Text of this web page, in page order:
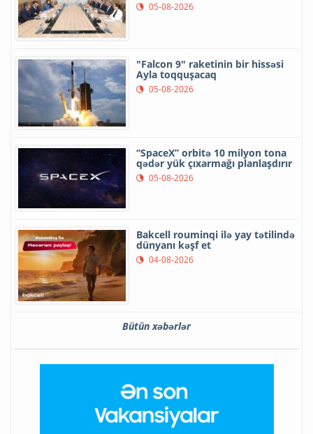
05-08-2026
"Falcon 9" raketinin bir hissəsi
Ayla toqquşacaq
05-08-2026
“SpaceX” orbitə 10 milyon tona
qədər yük çıxarmağı planlaşdırır
05-08-2026
Bakcell rouminqi ilə yay tətilində
dünyanı kəşf et
04-08-2026
Bütün xəbərlər